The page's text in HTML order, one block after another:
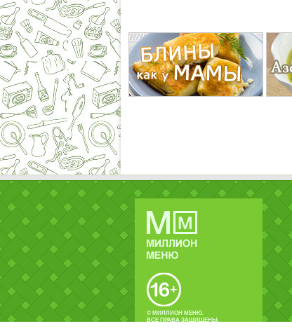
© МИЛЛИОН МЕНЮ.
ВСЕ ПРАВА ЗАЩИЩЕНЫ.